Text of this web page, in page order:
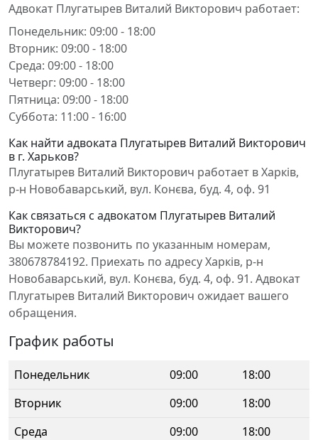
Адвокат Плугатырев Виталий Викторович работает:
Понедельник: 09:00 - 18:00
Вторник: 09:00 - 18:00
Среда: 09:00 - 18:00
Четверг: 09:00 - 18:00
Пятница: 09:00 - 18:00
Суббота: 11:00 - 16:00
Как найти адвоката Плугатырев Виталий Викторович
в г. Харьков?
Плугатырев Виталий Викторович работает в Харків,
р-н Новобаварський, вул. Конєва, буд. 4, оф. 91
Как связаться с адвокатом Плугатырев Виталий
Викторович?
Вы можете позвонить по указанным номерам,
380678784192. Приехать по адресу Харків, р-н
Новобаварський, вул. Конєва, буд. 4, оф. 91. Адвокат
Плугатырев Виталий Викторович ожидает вашего
обращения.
График работы
Понедельник 09:00
18:00
Вторник
09:00
18:00
Среда
09:00
18:00